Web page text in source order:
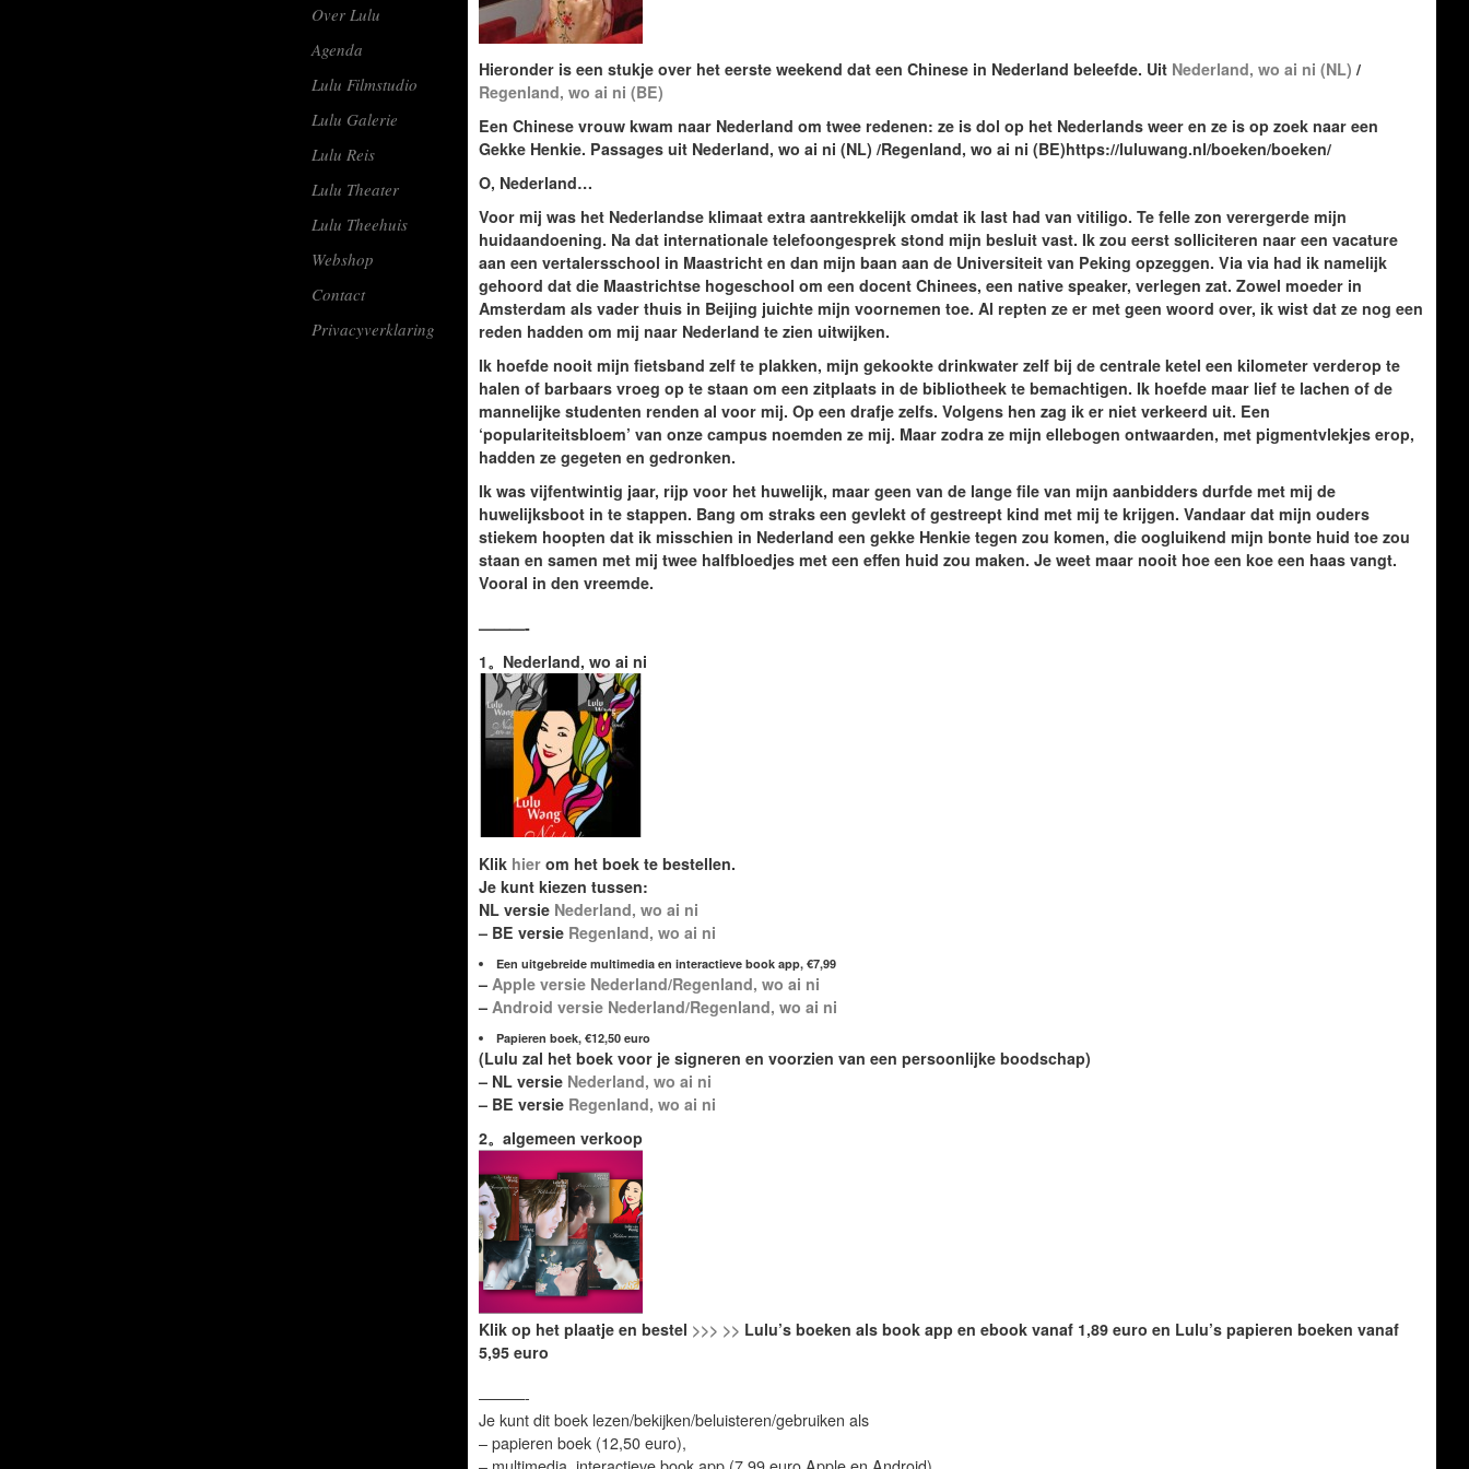
Over Lulu
Agenda
Lulu Filmstudio
Lulu Galerie
Lulu Reis
Lulu Theater
Lulu Theehuis
Webshop
Contact
Privacyverklaring
Hieronder is een stukje over het eerste weekend dat een Chinese in Nederland beleefde. Uit Nederland, wo ai ni (NL) /
Regenland, wo ai ni (BE)
Een Chinese vrouw kwam naar Nederland om twee redenen: ze is dol op het Nederlands weer en ze is op zoek naar een
Gekke Henkie. Passages uit Nederland, wo ai ni (NL) /Regenland, wo ai ni (BE)https://luluwang.nl/boeken/boeken/
O, Nederland…
Voor mij was het Nederlandse klimaat extra aantrekkelijk omdat ik last had van vitiligo. Te felle zon verergerde mijn
huidaandoening. Na dat internationale telefoongesprek stond mijn besluit vast. Ik zou eerst solliciteren naar een vacature
aan een vertalersschool in Maastricht en dan mijn baan aan de Universiteit van Peking opzeggen. Via via had ik namelijk
gehoord dat die Maastrichtse hogeschool om een docent Chinees, een native speaker, verlegen zat. Zowel moeder in
Amsterdam als vader thuis in Beijing juichte mijn voornemen toe. Al repten ze er met geen woord over, ik wist dat ze nog een
reden hadden om mij naar Nederland te zien uitwijken.
Ik hoefde nooit mijn fietsband zelf te plakken, mijn gekookte drinkwater zelf bij de centrale ketel een kilometer verderop te
halen of barbaars vroeg op te staan om een zitplaats in de bibliotheek te bemachtigen. Ik hoefde maar lief te lachen of de
mannelijke studenten renden al voor mij. Op een drafje zelfs. Volgens hen zag ik er niet verkeerd uit. Een
‘populariteitsbloem’ van onze campus noemden ze mij. Maar zodra ze mijn ellebogen ontwaarden, met pigmentvlekjes erop,
hadden ze gegeten en gedronken.
Ik was vijfentwintig jaar, rijp voor het huwelijk, maar geen van de lange file van mijn aanbidders durfde met mij de
huwelijksboot in te stappen. Bang om straks een gevlekt of gestreept kind met mij te krijgen. Vandaar dat mijn ouders
stiekem hoopten dat ik misschien in Nederland een gekke Henkie tegen zou komen, die oogluikend mijn bonte huid toe zou
staan en samen met mij twee halfbloedjes met een effen huid zou maken. Je weet maar nooit hoe een koe een haas vangt.
Vooral in den vreemde.
———-
1。Nederland, wo ai ni
Klik hierom het boek te bestellen.
Je kunt kiezen tussen:
NL versie Nederland, wo ai ni
– BE versie Regenland, wo ai ni
Een uitgebreide multimedia en interactieve book app, €7,99
– Apple versie Nederland/Regenland, wo ai ni
– Android versie Nederland/Regenland, wo ai ni
Papieren boek, €12,50 euro
(Lulu zal het boek voor je signeren en voorzien van een persoonlijke boodschap)
– NL versie Nederland, wo ai ni
– BE versie Regenland, wo ai ni
2。algemeen verkoop
Klik op het plaatje en bestel >>> >> Lulu’s boeken als book app en ebook vanaf 1,89 euro en Lulu’s papieren boeken vanaf
5,95 euro
———-
Je kunt dit boek lezen/bekijken/beluisteren/gebruiken als
– papieren boek (12,50 euro),